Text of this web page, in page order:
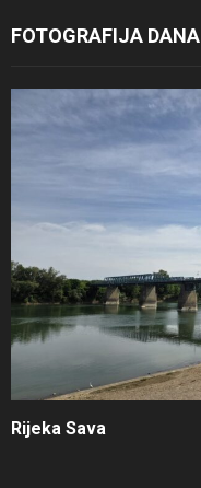
FOTOGRAFIJA DANA
Rijeka Sava